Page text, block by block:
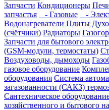
Запчасти Кондиционеры
запчастья
- Газовые -
Водонагреватели Плиты
(счётчики) Радиаторы
Запчасти для бытового
(GSM-модули, термостаты)
Воздуховоды, дымоходы
газовое оборудование
оборудования Система
загазованности (САКЗ)
Сантехническое
хозяйственного и бытового